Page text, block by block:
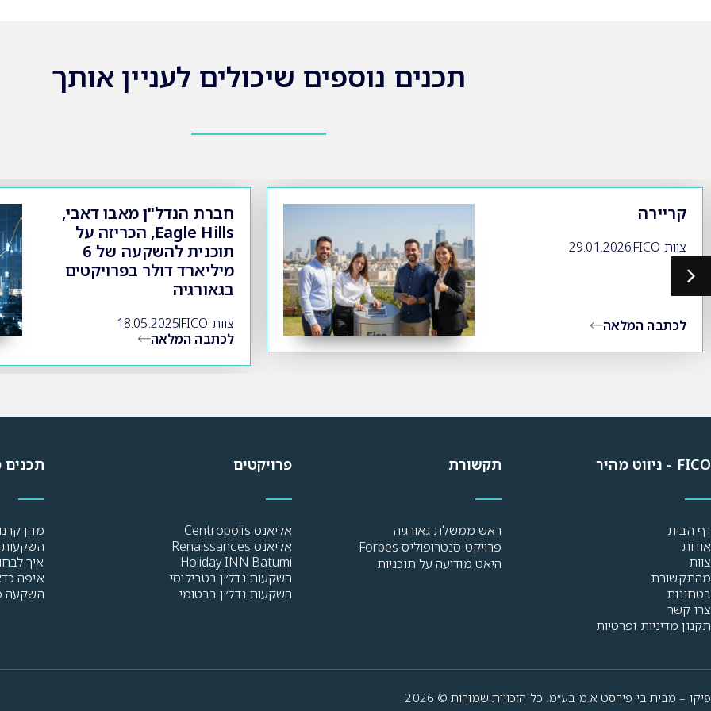
תכנים נוספים שיכולים לעניין אותך
קריירה
צוות FICO 29.01.2026
לכתבה המלאה
חברת הנדל"ן מאבו דאבי,
Eagle Hills, הכריזה על
תוכנית להשקעה של 6
מיליארד דולר בפרויקטים
בגאורגיה
צוות FICO
18.05.2025
לכתבה המלאה
FICO - ניווט מהיר
דף הבית
אודות
צוות
מהתקשורת
בטחונות
צרו קשר
תקנון מדיניות ופרטיות
תקשורת
ראש ממשלת גאורגיה
פרויקט סנטרופוליס Forbes
היאט מודיעה על תוכניות
פרויקטים
אליאנס Centropolis
אליאנס Renaissances
Holiday INN Batumi
השקעות נדל״ן בטביליסי
השקעות נדל״ן בבטומי
תכנים
מהן
השקעות
איך
איפה
השקעה
פיקו – מבית בי פירסט א.מ בע״מ. כל הזכויות שמורות © 2026